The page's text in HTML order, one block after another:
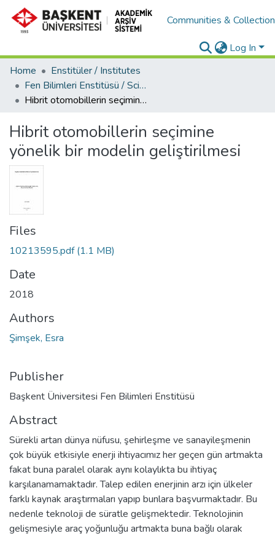
Communities &
Log In
Home
Enstitüler / Institutes
Fen Bilimleri Enstitüsü / Science Institute
Hibrit otomobillerin seçimine yönelik bir modelin geliştirilmesi
Hibrit otomobillerin seçimine
yönelik bir modelin geliştirilmesi
Files
10213595.pdf(1.1 MB)
Date
2018
Authors
Şimşek, Esra
Publisher
Başkent Üniversitesi Fen Bilimleri Enstitüsü
Abstract
Sürekli artan dünya nüfusu, şehirleşme ve sanayileşmenin
çok büyük etkisiyle enerji ihtiyacımız her geçen gün artmakta
fakat buna paralel olarak aynı kolaylıkta bu ihtiyaç
karşılanamamaktadır. Talep edilen enerjinin arzı için ülkeler
farklı kaynak araştırmaları yapıp bunlara başvurmaktadır. Bu
nedenle teknoloji de süratle gelişmektedir. Teknolojinin
gelişmesiyle araç yoğunluğu artmakta buna bağlı olarak